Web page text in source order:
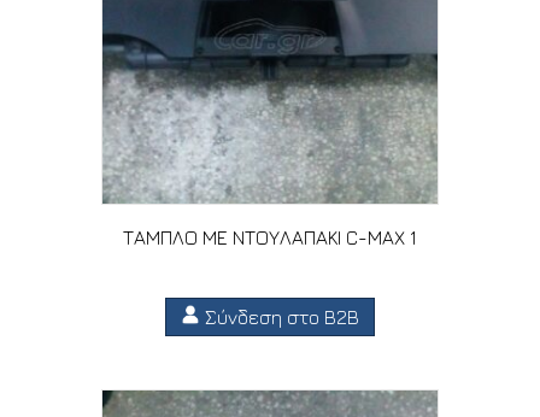
ΤΑΜΠΛΟ ΜΕ ΝΤΟΥΛΑΠΑΚΙ C-MAX 1
Σύνδεση στο B2B